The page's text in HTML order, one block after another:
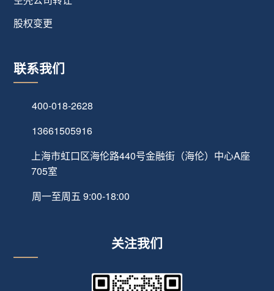
股权变更
联系我们
400-018-2628
13661505916
上海市虹口区海伦路440号金融街（海伦）中心A座
705室
周一至周五 9:00-18:00
关注我们